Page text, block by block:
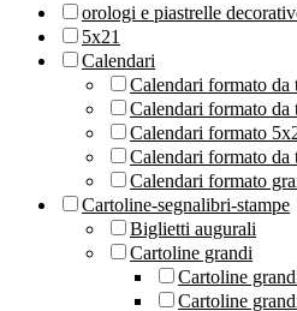
orologi e piastrelle
5x21
Calendari
Calendari formato da
Calendari formato da
Calendari formato
Calendari formato da
Calendari formato
Cartoline-segnalibri-stampe
Biglietti augurali
Cartoline grandi
Cartoline
Cartoline